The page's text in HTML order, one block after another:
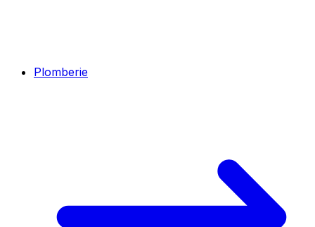
Plomberie